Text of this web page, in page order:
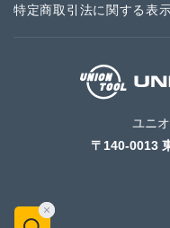
特定商取引法に関する表
ユニ
〒140-0013